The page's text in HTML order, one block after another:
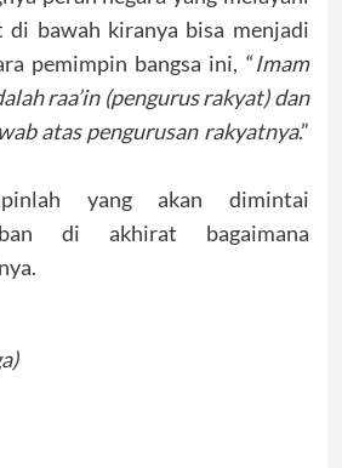
di bawah kiranya bisa menjadi
pemimpin bangsa ini, “Imam
raa’in (pengurus rakyat) dan
atas pengurusan rakyatnya.”
yang akan dimintai
di akhirat bagaimana